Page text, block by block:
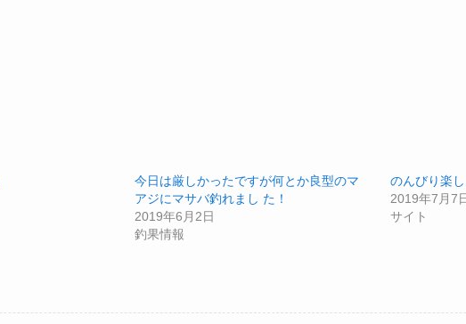
今日は厳しかったですが何とか良型のマ
アジにマサバ釣れまし た！
2019年6月2日
釣果情報
のんびり楽
2019年7月7
サイト